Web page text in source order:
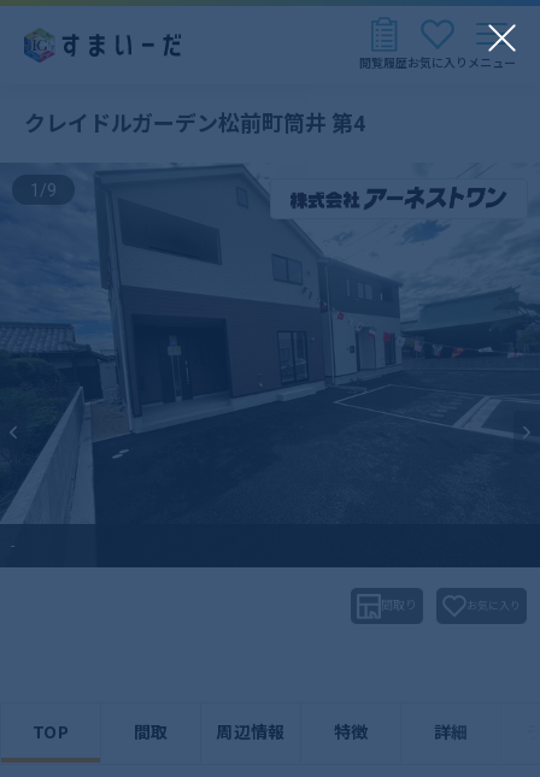
お気に入り
閲覧履歴 メニュー
クレイドルガーデン松前町筒井 第4
-
1 /9
間取り お気に入り
TOP 間取 周辺情報 特徴 詳細